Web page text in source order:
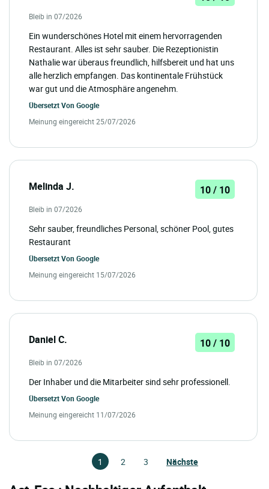
Bleib in 07/2026
Ein wunderschönes Hotel mit einem hervorragenden
Restaurant. Alles ist sehr sauber. Die Rezeptionistin
Nathalie war überaus freundlich, hilfsbereit und hat uns
alle herzlich empfangen. Das kontinentale Frühstück
war gut und die Atmosphäre angenehm.
Übersetzt Von Google
Meinung eingereicht 25/07/2026
Melinda J. 10 / 10
Bleib in 07/2026
Sehr sauber, freundliches Personal, schöner Pool, gutes
Restaurant
Übersetzt Von Google
Meinung eingereicht 15/07/2026
Daniel C. 10 / 10
Bleib in 07/2026
Der Inhaber und die Mitarbeiter sind sehr professionell.
Übersetzt Von Google
Meinung eingereicht 11/07/2026
1 2 3 Nächste